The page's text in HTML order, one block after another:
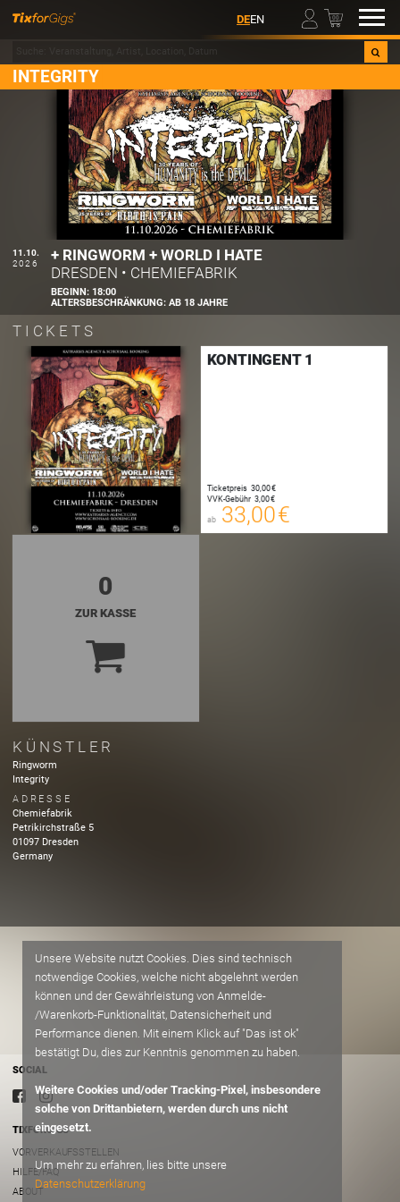
DEEN 00
INTEGRITY
11.10.
2026
+ RINGWORM + WORLD I HATE
DRESDEN • CHEMIEFABRIK
BEGINN: 18:00
ALTERSBESCHRÄNKUNG:AB 18 JAHRE
TICKETS
KONTINGENT 1
Ticketpreis 30,00 €
VVK-Gebühr 3,00 €
ab 33,00 €
00
0
ZUR KASSE
KÜNSTLER
Ringworm
Integrity
ADRESSE
Chemiefabrik
Petrikirchstraße 5
01097 Dresden
Germany
SOCIAL
TIXFORGIGS
VORVERKAUFSSTELLEN
HILFE/FAQ
ABOUT
Unsere Website nutzt Cookies. Dies sind technisch
notwendige Cookies, welche nicht abgelehnt werden
können und der Gewährleistung von Anmelde-
/Warenkorb-Funktionalität, Datensicherheit und
Performance dienen. Mit einem Klick auf "Das ist ok"
bestätigt Du, dies zur Kenntnis genommen zu haben.
Weitere Cookies und/oder Tracking-Pixel, insbesondere
solche von Drittanbietern, werden durch uns nicht
eingesetzt.
Um mehr zu erfahren, lies bitte unsere
Datenschutzerklärung